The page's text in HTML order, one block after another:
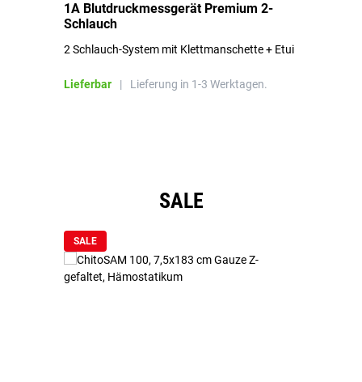
1A Blutdruckmessgerät Premium 2-
Schlauch
2 Schlauch-System mit Klettmanschette + Etui
Lieferbar | Lieferung in 1-3 Werktagen.
SALE
SALE